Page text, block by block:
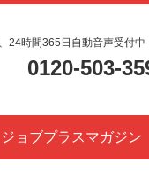
24時間365日自動音声受付中
0120-503-
ジョブプラスマガジン